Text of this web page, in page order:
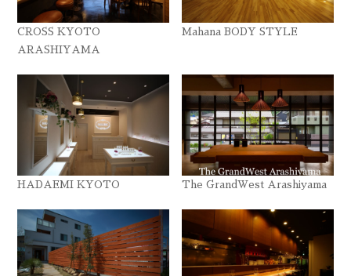
CROSS KYOTO
ARASHIYAMA
Mahana BODY STYLE
HADAEMI KYOTO The GrandWest Arashiyama